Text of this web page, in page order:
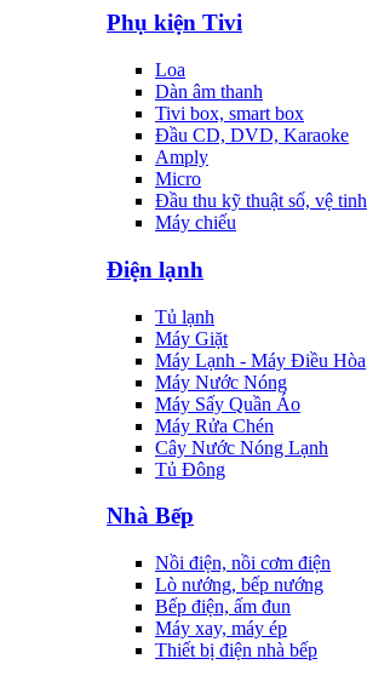
Phụ kiện Tivi
Loa
Dàn âm thanh
Tivi box, smart box
Đầu CD, DVD, Karaoke
Amply
Micro
Đầu thu kỹ thuật số, vệ tinh
Máy chiếu
Điện lạnh
Tủ lạnh
Máy Giặt
Máy Lạnh - Máy Điều Hòa
Máy Nước Nóng
Máy Sấy Quần Áo
Máy Rửa Chén
Cây Nước Nóng Lạnh
Tủ Đông
Nhà Bếp
Nồi điện, nồi cơm điện
Lò nướng, bếp nướng
Bếp điện, ấm đun
Máy xay, máy ép
Thiết bị điện nhà bếp